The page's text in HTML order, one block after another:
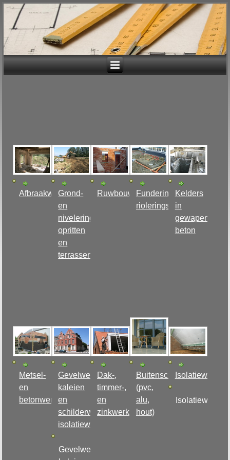
Afbraakwerken
Grond-
en
niveleringswerken,
opritten
en
terrassen
Ruwbouw
Funderingswerken,
rioleringswerken
Kelders
in
gewapend
beton
Metsel-
en
betonwerken
Gevelwerken,
kaleien
en
schilderwerken
isolatiewerken
Gevelwerken,
Dak-,
timmer-,
en
zinkwerken
Buitenschrijnwerkerij
(pvc,
alu,
hout)
Isolatiewerken
Isolatiewerken